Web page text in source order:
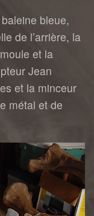
bleue,
de l’arrière, la
et la
Jean
et la minceur
métal et de